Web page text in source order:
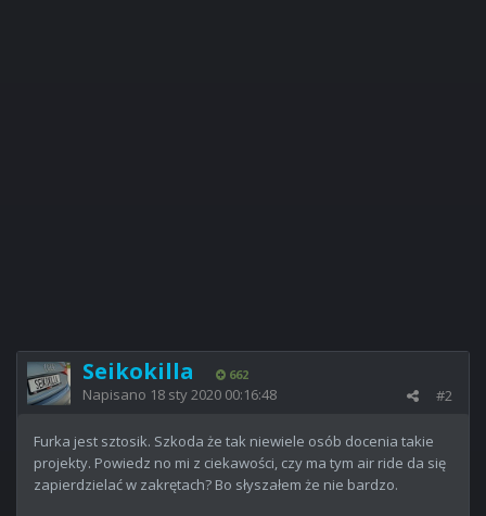
Seikokilla 662
#2
Napisano 18 sty 2020 00:16:48
Furka jest sztosik. Szkoda że tak niewiele osób docenia takie
projekty. Powiedz no mi z ciekawości, czy ma tym air ride da się
zapierdzielać w zakrętach? Bo słyszałem że nie bardzo.